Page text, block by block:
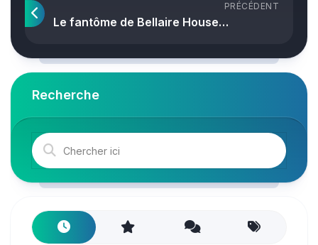
PRÉCÉDENT
Le fantôme de Bellaire House…
Recherche